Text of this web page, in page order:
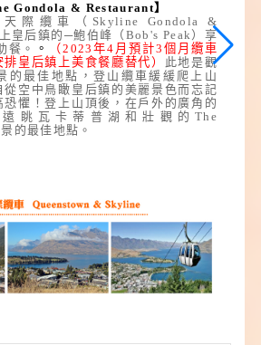
Gondola & Restaurant】
際纜車（Skyline Gondola &
皇后鎮的─鮑伯峰（Bob's Peak）享
餐。
。 （2023 年4 月預計3 個月纜車
皇后鎮上美食餐廳替代 ） 此地是觀
的最佳地點，登山纜車緩緩爬上山
從空中鳥瞰皇后鎮的美麗景色而忘記
恐懼！登上山頂後，在戶外的廣角的
眺瓦卡蒂普湖和壯觀的The
的最佳地點。